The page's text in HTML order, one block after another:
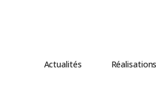
Actualités Réalisations